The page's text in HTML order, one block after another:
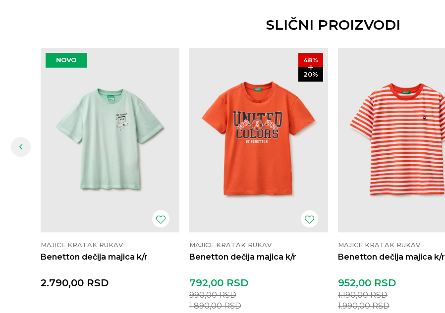
SLIČNI PROIZVODI
MAJICE KRATAK RUKAV
Benetton dečija majica k/r
2.790,00 RSD
48%
20%
MAJICE KRATAK RUKAV
Benetton dečija majica k/r
792,00 RSD
990,00RSD
1.890,00RSD
MAJICE KRATAK RUKAV
Benetton dečija majica k/r
952,00 RSD
1.190,00RSD
1.990,00RSD